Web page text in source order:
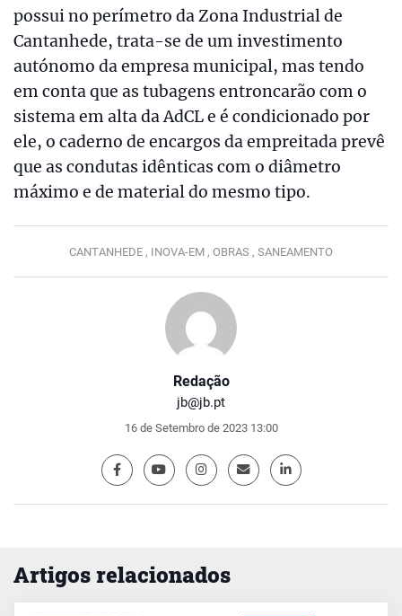
Redação
jb@jb.pt
16 de Setembro de 2023 13:00
possui no perímetro da Zona Industrial de
Cantanhede, trata-se de um investimento
autónomo da empresa municipal, mas tendo
em conta que as tubagens entroncarão com o
sistema em alta da AdCL e é condicionado por
ele, o caderno de encargos da empreitada prevê
que as condutas idênticas com o diâmetro
máximo e de material do mesmo tipo.
CANTANHEDE , INOVA-EM , OBRAS , SANEAMENTO
Artigos relacionados